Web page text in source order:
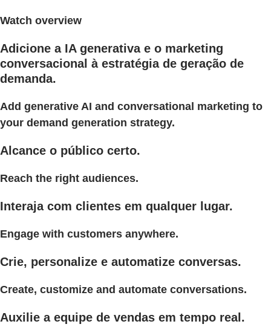
Watch overview
Adicione a IA generativa e o marketing
conversacional à estratégia de geração de
demanda.
Add generative AI and conversational marketing to
your demand generation strategy.
Alcance o público certo.
Reach the right audiences.
Interaja com clientes em qualquer lugar.
Engage with customers anywhere.
Crie, personalize e automatize conversas.
Create, customize and automate conversations.
Auxilie a equipe de vendas em tempo real.